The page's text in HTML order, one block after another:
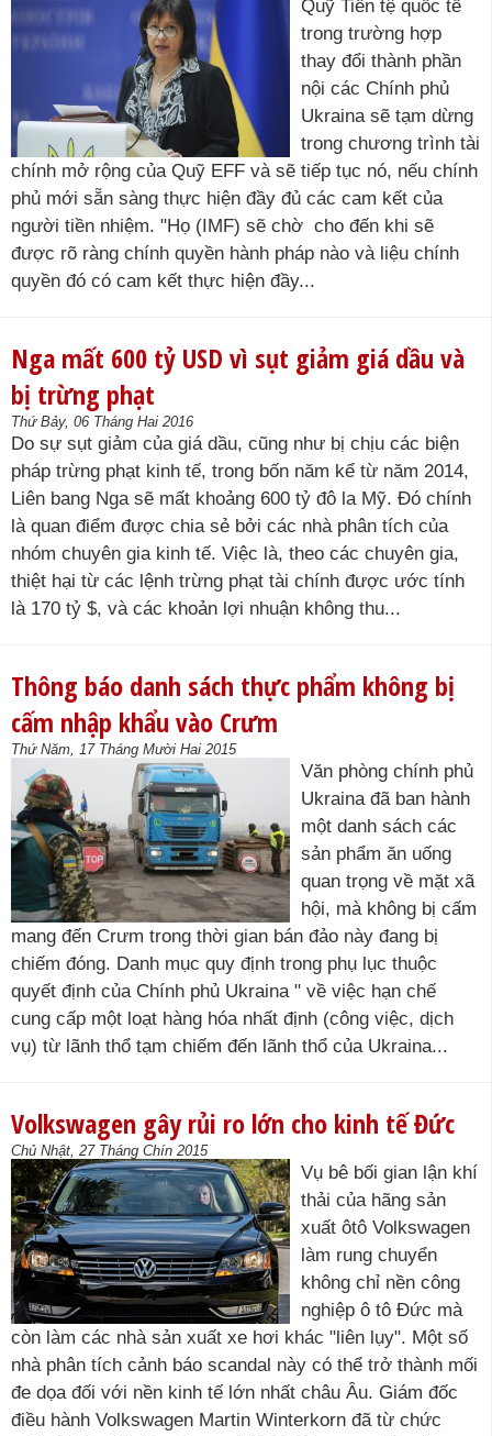
Quỹ Tiền tệ quốc tế
trong trường hợp
thay đổi thành phần
nội các Chính phủ
Ukraina sẽ tạm dừng
trong chương trình tài
chính mở rộng của Quỹ EFF và sẽ tiếp tục nó, nếu chính
phủ mới sẵn sàng thực hiện đầy đủ các cam kết của
người tiền nhiệm. "Họ (IMF) sẽ chờ cho đến khi sẽ
được rõ ràng chính quyền hành pháp nào và liệu chính
quyền đó có cam kết thực hiện đầy...
Nga mất 600 tỷ USD vì sụt giảm giá dầu và
bị trừng phạt
Thứ Bảy, 06 Tháng Hai 2016
Do sự sụt giảm của giá dầu, cũng như bị chịu các biện
pháp trừng phạt kinh tế, trong bốn năm kể từ năm 2014,
Liên bang Nga sẽ mất khoảng 600 tỷ đô la Mỹ. Đó chính
là quan điểm được chia sẻ bởi các nhà phân tích của
nhóm chuyên gia kinh tế. Việc là, theo các chuyên gia,
thiệt hại từ các lệnh trừng phạt tài chính được ước tính
là 170 tỷ $, và các khoản lợi nhuận không thu...
Thông báo danh sách thực phẩm không bị
cấm nhập khẩu vào Crưm
Thứ Năm, 17 Tháng Mười Hai 2015
Văn phòng chính phủ
Ukraina đã ban hành
một danh sách các
sản phẩm ăn uống
quan trọng về mặt xã
hội, mà không bị cấm
mang đến Crưm trong thời gian bán đảo này đang bị
chiếm đóng. Danh mục quy định trong phụ lục thuộc
quyết định của Chính phủ Ukraina " về việc hạn chế
cung cấp một loạt hàng hóa nhất định (công việc, dịch
vụ) từ lãnh thổ tạm chiếm đến lãnh thổ của Ukraina...
Volkswagen gây rủi ro lớn cho kinh tế Đức
Chủ Nhật, 27 Tháng Chín 2015
Vụ bê bối gian lận khí
thải của hãng sản
xuất ôtô Volkswagen
làm rung chuyển
không chỉ nền công
nghiệp ô tô Đức mà
còn làm các nhà sản xuất xe hơi khác "liên lụy". Một số
nhà phân tích cảnh báo scandal này có thể trở thành mối
đe dọa đối với nền kinh tế lớn nhất châu Âu. Giám đốc
điều hành Volkswagen Martin Winterkorn đã từ chức